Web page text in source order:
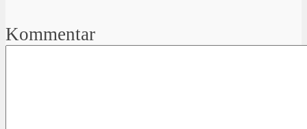
Kommentar